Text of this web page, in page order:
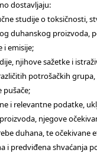
dostavljaju:
studije o toksičnosti,
duhanskog proizvoda,
i emisije;
njihove sažetke i
potrošačkih
pušače;
i relevantne podatke,
njegove
duhana, te očekivane
i predviđena shvaćanja